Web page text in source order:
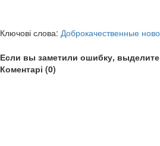
Ключові слова: Доброкачественные
Если вы заметили ошибку,
Коментарі (0)